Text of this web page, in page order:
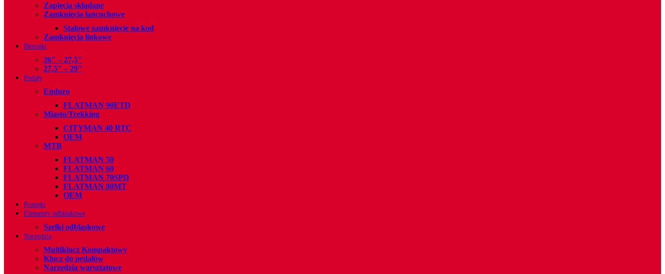
Zapięcia składane
Zamkniȩcia łańcuchowe
Stalowe zamkniȩcie na kod
Zamkniȩcia linkowe
Błotniki
26" – 27,5"
27,5" – 29"
Pedały
Enduro
FLATMAN 90ETD
Miasto/Trekking
CITYMAN 40 RTC
OEM
MTB
FLATMAN 50
FLATMAN 60
FLATMAN 70SPD
FLATMAN 80MT
OEM
Pompki
Elementy odblaskowe
Szelki odblaskowe
Narzȩdzia
Multiklucz Kompaktowy
Klucz do pedałów
Narzędzia warsztatowe